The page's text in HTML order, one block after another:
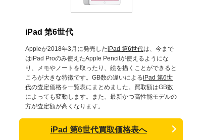
iPad 第6世代
Appleが2018年3月に発売したiPad 第6世代は、今まで
はiPad Proのみ使えたApple Pencilが使えるようにな
り、メモやノートを取ったり、絵を描くことができると
ころが大きな特徴です。GB数の違いによるiPad 第6世
代の査定価格を一覧表にまとめました。買取額はGB数
によっても変動します。また、最新かつ高性能モデルの
方が査定額が高くなります。
iPad 第6世代買取価格表へ